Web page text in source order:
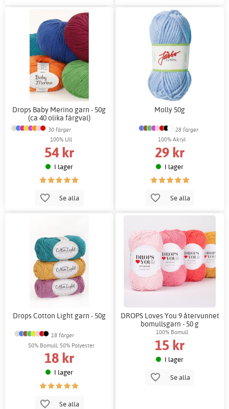
Drops Baby Merino garn - 50g
(ca 40 olika färgval)
30 färger
100% Ull
54 kr
I lager
Se alla
Molly 50g
28 färger
100% Akryl
29 kr
I lager
Se alla
Drops Cotton Light garn - 50g
18 färger
50% Bomull, 50% Polyester
18 kr
I lager
Se alla
DROPS Loves You 9 återvunnet
bomullsgarn - 50 g
100% Bomull
15 kr
I lager
Se alla